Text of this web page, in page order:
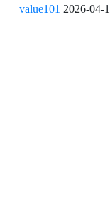
value101 2026-04-